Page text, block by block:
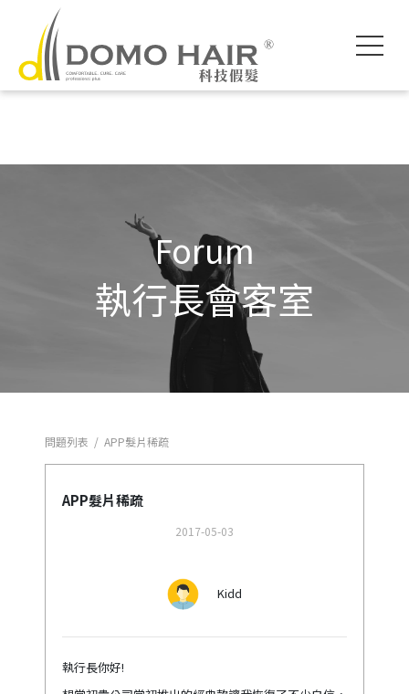
Forum
執行長會客室
問題列表 / APP髮片稀疏
APP髮片稀疏
2017-05-03
Kidd
執行長你好!